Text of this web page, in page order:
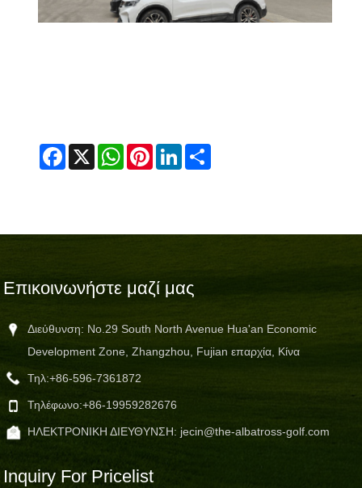
Facebook
X WhatsApp
Pinterest
LinkedIn
Επικοινωνήστε μαζί μας
Διεύθυνση: No.29 South North Avenue Hua'an Economic
Development Zone, Zhangzhou, Fujian επαρχία, Κίνα
Τηλ:+86-596-7361872
Τηλέφωνο:+86-19959282676
ΗΛΕΚΤΡΟΝΙΚΗ ΔΙΕΥΘΥΝΣΗ: jecin@the-albatross-golf.com
Inquiry For Pricelist